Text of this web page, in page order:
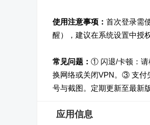
使用注意事项： 首次登录需
醒），建议在系统设置中授
常见问题： ① 闪退/卡顿：请
换网络或关闭VPN。③ 支付
号与截图。定期更新至最新
应用信息